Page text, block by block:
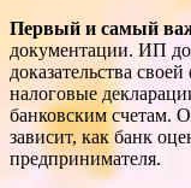
Первый и самый
документации. ИП
доказательства
налоговые
банковским счетам.
зависит, как банк
предпринимателя.